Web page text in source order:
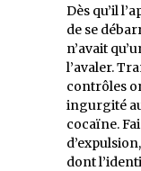
Dès qu’il
de se
n’avait
l’avaler.
contrôles
ingurgité
cocaïne.
dont